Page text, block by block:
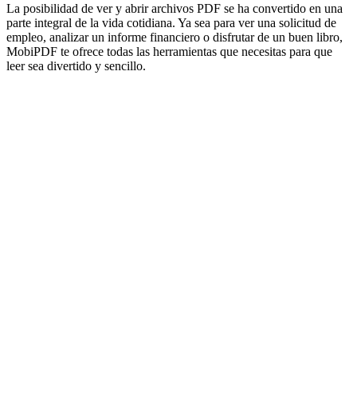
La posibilidad de ver y abrir archivos PDF se ha convertido en una
parte integral de la vida cotidiana. Ya sea para ver una solicitud de
empleo, analizar un informe financiero o disfrutar de un buen libro,
MobiPDF te ofrece todas las herramientas que necesitas para que
leer sea divertido y sencillo.